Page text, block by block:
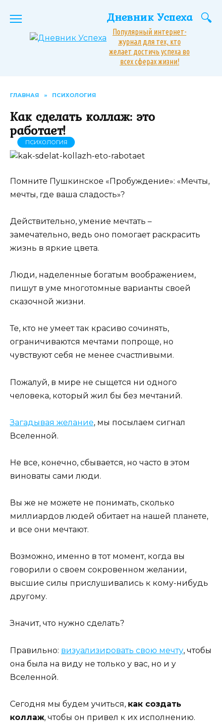
Дневник Успеха
Популярный интернет-
журнал для тех, кто
желает достичь успеха во
всех сферах жизни!
ГЛАВНАЯ » ПСИХОЛОГИЯ
Как сделать коллаж: это
работает!
ПСИХОЛОГИЯ
Помните Пушкинское «Пробуждение»: «Мечты,
мечты, где ваша сладость»?
Действительно, умение мечтать –
замечательно, ведь оно помогает раскрасить
жизнь в яркие цвета.
Люди, наделенные богатым воображением,
пишут в уме многотомные варианты своей
сказочной жизни.
Те, кто не умеет так красиво сочинять,
ограничиваются мечтами попроще, но
чувствуют себя не менее счастливыми.
Пожалуй, в мире не сыщется ни одного
человека, который жил бы без мечтаний.
Загадывая желание, мы посылаем сигнал
Вселенной.
Не все, конечно, сбывается, но часто в этом
виноваты сами люди.
Вы же не можете не понимать, сколько
миллиардов людей обитает на нашей планете,
и все они мечтают.
Возможно, именно в тот момент, когда вы
говорили о своем сокровенном желании,
высшие силы прислушивались к кому-нибудь
другому.
Значит, что нужно сделать?
Правильно: визуализировать свою мечту, чтобы
она была на виду не только у вас, но и у
Вселенной.
Сегодня мы будем учиться, как создать
коллаж, чтобы он привел к их исполнению.